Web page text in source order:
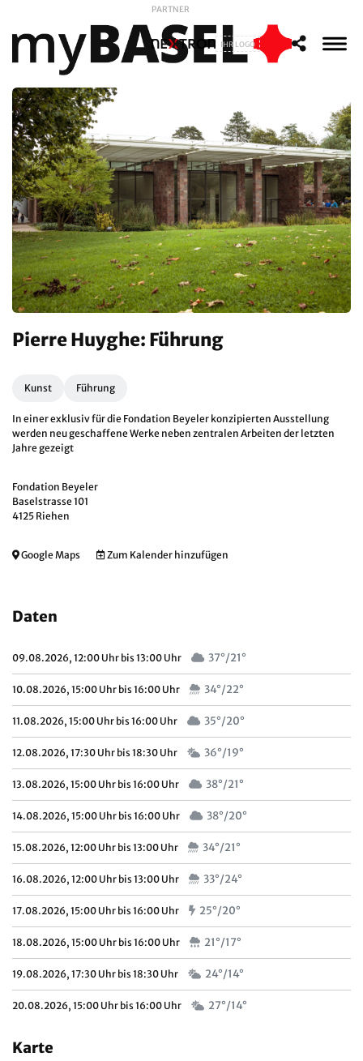
PARTNER
IHR LOGO
Pierre Huyghe: Führung
Kunst Führung
In einer exklusiv für die Fondation Beyeler konzipierten Ausstellung
werden neu geschaffene Werke neben zentralen Arbeiten der letzten
Jahre gezeigt
Fondation Beyeler
Baselstrasse 101
4125 Riehen
Google Maps Zum Kalender hinzufügen
Daten
09.08.2026, 12:00 Uhr bis 13:00 Uhr 37°/21°
10.08.2026, 15:00 Uhr bis 16:00 Uhr 34°/22°
11.08.2026, 15:00 Uhr bis 16:00 Uhr 35°/20°
12.08.2026, 17:30 Uhr bis 18:30 Uhr 36°/19°
13.08.2026, 15:00 Uhr bis 16:00 Uhr 38°/21°
14.08.2026, 15:00 Uhr bis 16:00 Uhr 38°/20°
15.08.2026, 12:00 Uhr bis 13:00 Uhr 34°/21°
16.08.2026, 12:00 Uhr bis 13:00 Uhr 33°/24°
17.08.2026, 15:00 Uhr bis 16:00 Uhr 25°/20°
18.08.2026, 15:00 Uhr bis 16:00 Uhr 21°/17°
19.08.2026, 17:30 Uhr bis 18:30 Uhr 24°/14°
20.08.2026, 15:00 Uhr bis 16:00 Uhr 27°/14°
Karte